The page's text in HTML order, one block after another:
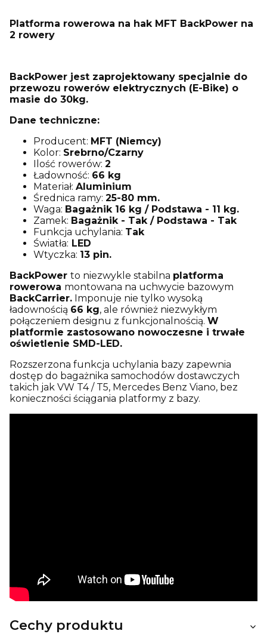
Platforma rowerowa na hak MFT BackPower na
2 rowery
BackPower jest zaprojektowany specjalnie do
przewozu rowerów elektrycznych (E-Bike) o
masie do 30kg.
Dane techniczne:
Producent: MFT (Niemcy)
Kolor: Srebrno/Czarny
Ilość rowerów: 2
Ładowność: 66 kg
Materiał: Aluminium
Średnica ramy: 25-80 mm.
Waga: Bagażnik 16 kg / Podstawa - 11 kg.
Zamek: Bagażnik - Tak / Podstawa - Tak
Funkcja uchylania: Tak
Światła: LED
Wtyczka: 13 pin.
BackPower to niezwykle stabilna platforma
rowerowa montowana na uchwycie bazowym
BackCarrier. Imponuje nie tylko wysoką
ładownością 66 kg, ale również niezwykłym
połączeniem designu z funkcjonalnością. W
platformie zastosowano nowoczesne i trwałe
oświetlenie SMD-LED.
Rozszerzona funkcja uchylania bazy zapewnia
dostęp do bagażnika samochodów dostawczych
takich jak VW T4 / T5, Mercedes Benz Viano, bez
konieczności ściągania platformy z bazy.
Cechy produktu